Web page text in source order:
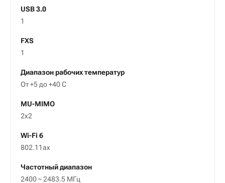
USB 3.0
1
FXS
1
Диапазон рабочих температур
От +5 до +40 С
MU-MIMO
2х2
Wi-Fi 6
802.11ax
Частотный диапазон
2400 ~ 2483.5 МГц